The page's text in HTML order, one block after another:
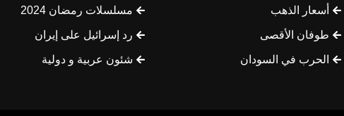
أسعار الذهب
طوفان الأقصى
الحرب في السودان
مسلسلات رمضان 2024
رد إسرائيل على إيران
شئون عربية و دولية